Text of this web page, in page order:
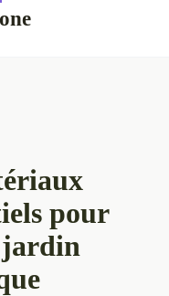
pour
jardin